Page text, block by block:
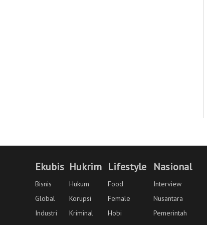
Ekubis Hukrim Lifestyle Nasional
Bisnis Hukum Food
Interview
Global
Korupsi Female
Nusantara
Industri
Kriminal Hobi
Pemerintah